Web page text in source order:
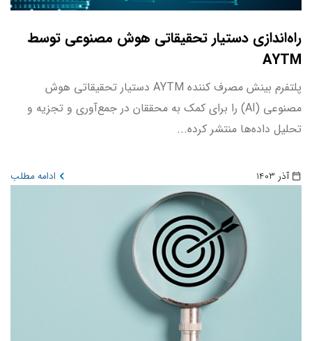
راه‌اندازی دستیار تحقیقاتی هوش مصنوعی توسط
AYTM
پلتفرم بینش مصرف کننده AYTM دستیار تحقیقاتی هوش
مصنوعی (AI) را برای کمک به محققان در جمع‌آوری و تجزیه و
تحلیل داده‌ها منتشر کرده...
آذر 1403 ادامه مطلب